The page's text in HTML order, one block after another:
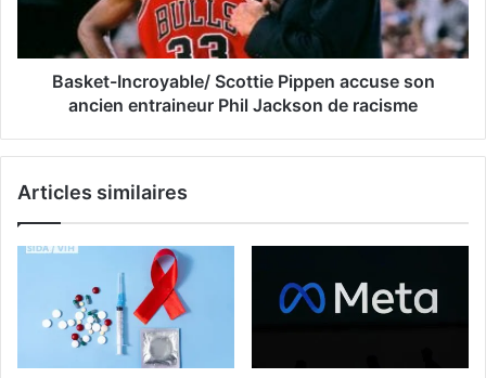
Basket-Incroyable/ Scottie Pippen accuse son
ancien entraineur Phil Jackson de racisme
Articles similaires